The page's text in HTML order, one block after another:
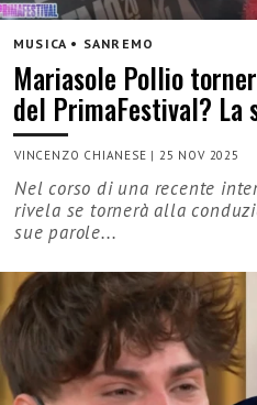
MUSICA • SANREMO
Mariasole Pollio
del PrimaFestival? La
VINCENZO CHIANESE | 25 NOV 2025
Nel corso di una recente
rivela se tornerà alla
sue parole...